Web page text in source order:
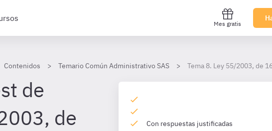
Mes gratis
Contenidos Temario Común Administrativo SAS Tema 8. Ley 55/2003, de
de
de
Con respuestas justificadas